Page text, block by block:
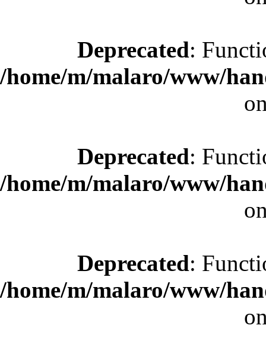
Deprecated:
/home/m/malaro/www/
Deprecated:
/home/m/malaro/www/
Deprecated:
/home/m/malaro/www/